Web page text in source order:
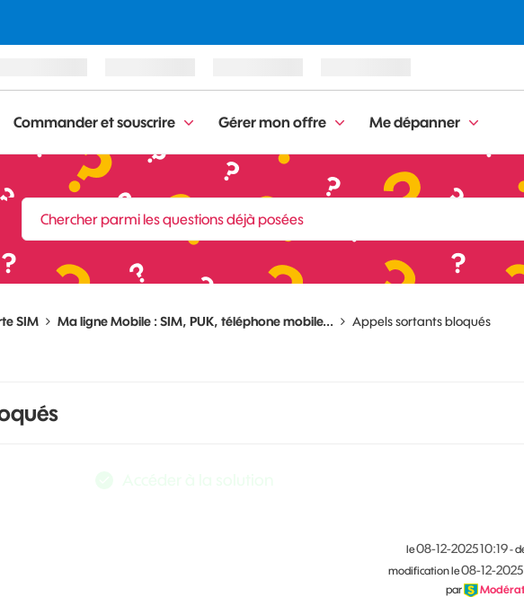
Commander et souscrire Gérer mon offre Me dépanner
SIM Ma ligne Mobile : SIM, PUK, téléphone mobile... Appels sortants bloqués
le‎08-12-202510:19-
modification le‎08-12-2025
par